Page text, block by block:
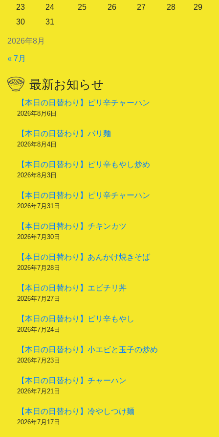
2026年8月
23
24 25 26 27 28
29
30
31
« 7月
最新お知らせ
【本日の日替わり】ピリ辛チャーハン
2026年8月6日
【本日の日替わり】バリ麺
2026年8月4日
【本日の日替わり】ピリ辛もやし炒め
2026年8月3日
【本日の日替わり】ピリ辛チャーハン
2026年7月31日
【本日の日替わり】チキンカツ
2026年7月30日
【本日の日替わり】あんかけ焼きそば
2026年7月28日
【本日の日替わり】エビチリ丼
2026年7月27日
【本日の日替わり】ピリ辛もやし
2026年7月24日
【本日の日替わり】小エビと玉子の炒め
2026年7月23日
【本日の日替わり】チャーハン
2026年7月21日
【本日の日替わり】冷やしつけ麺
2026年7月17日